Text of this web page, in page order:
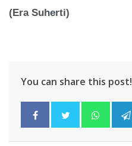
(Era Suherti)
You can share this post!